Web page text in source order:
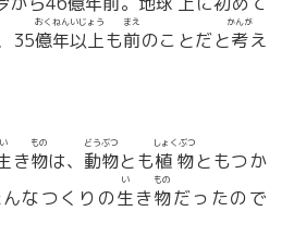
35億
おく
年
ねん
以上
いじょう
も前
まえ
のことだと考
かんが
え
い
き物
もの
は、 動物
どうぶつ
とも植物
しょくぶつ
ともつか
なつくりの生
い
き物
もの
だったので